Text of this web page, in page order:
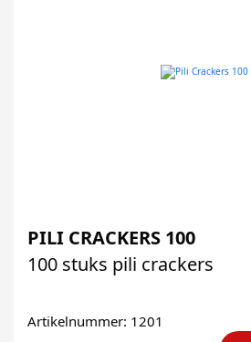
PILI CRACKERS 100
100 stuks pili crackers
Artikelnummer: 1201